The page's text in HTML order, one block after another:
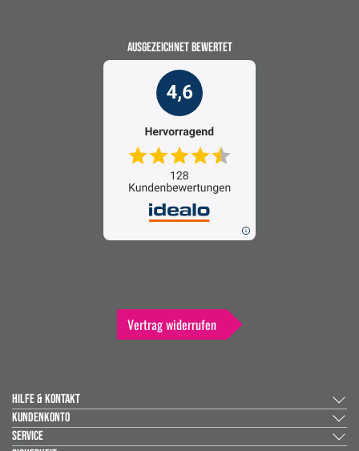
AUSGEZEICHNET BEWERTET
Vertrag widerrufen
HILFE & KONTAKT
KUNDENKONTO
SERVICE